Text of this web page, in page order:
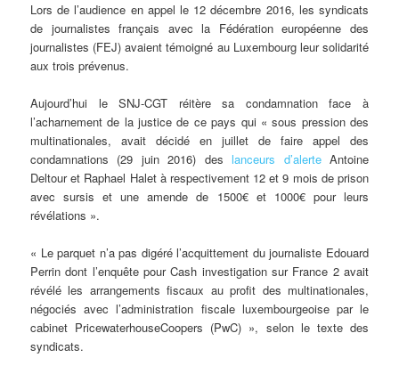
Lors de l’audience en appel le 12 décembre 2016, les syndicats
de journalistes français avec la Fédération européenne des
journalistes (FEJ) avaient témoigné au Luxembourg leur solidarité
aux trois prévenus.
Aujourd’hui le SNJ-CGT réitère sa condamnation face à
l’acharnement de la justice de ce pays qui « sous pression des
multinationales, avait décidé en juillet de faire appel des
condamnations (29 juin 2016) des lanceurs d’alerte Antoine
Deltour et Raphael Halet à respectivement 12 et 9 mois de prison
avec sursis et une amende de 1500€ et 1000€ pour leurs
révélations ».
« Le parquet n’a pas digéré l’acquittement du journaliste Edouard
Perrin dont l’enquête pour Cash investigation sur France 2 avait
révélé les arrangements fiscaux au profit des multinationales,
négociés avec l’administration fiscale luxembourgeoise par le
cabinet PricewaterhouseCoopers (PwC) », selon le texte des
syndicats.